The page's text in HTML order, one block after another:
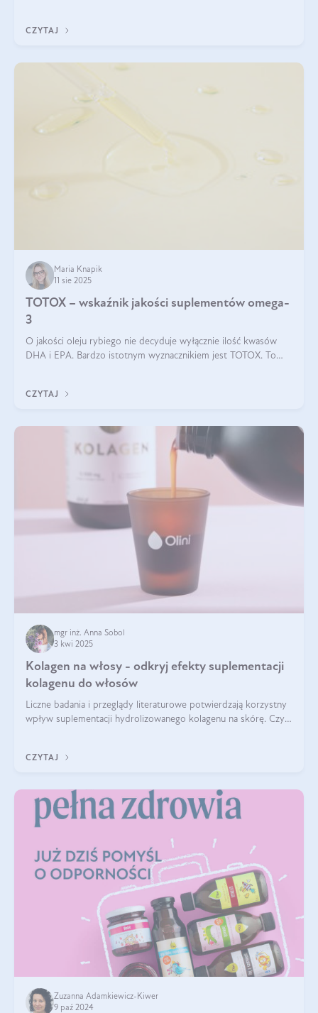
CZYTAJ
Maria Knapik
11 sie 2025
TOTOX – wskaźnik jakości suplementów omega-
3
O jakości oleju rybiego nie decyduje wyłącznie ilość kwasów
DHA i EPA. Bardzo istotnym wyznacznikiem jest TOTOX. To
CZYTAJ
mgr inż. Anna Sobol
3 kwi 2025
Kolagen na włosy - odkryj efekty suplementacji
kolagenu do włosów
Liczne badania i przeglądy literaturowe potwierdzają korzystny
wpływ suplementacji hydrolizowanego kolagenu na skórę. Czy
CZYTAJ
Zuzanna Adamkiewicz-Kiwer
9 paź 2024